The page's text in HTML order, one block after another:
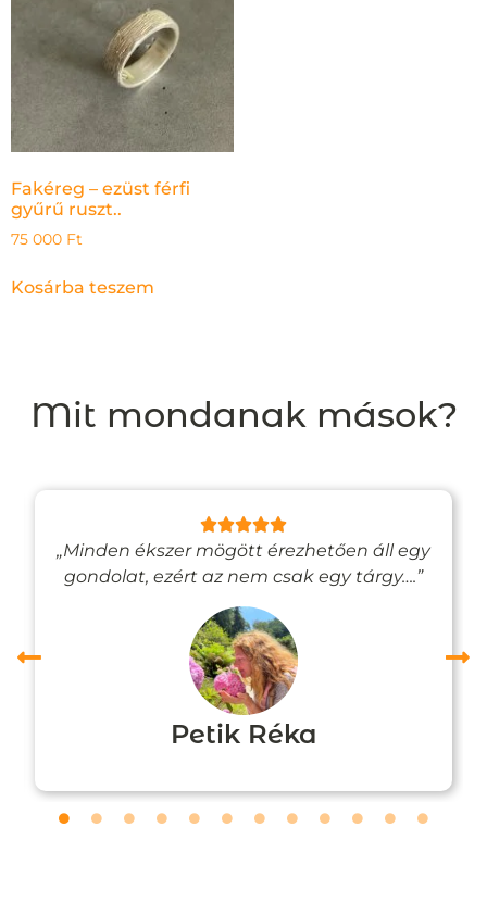
Fakéreg – ezüst férfi
gyűrű ruszt..
75 000 Ft
Kosárba teszem
Mit mondanak mások?
„Minden ékszer mögött érezhetően áll egy
gondolat, ezért az nem csak egy tárgy….”
Petik Réka